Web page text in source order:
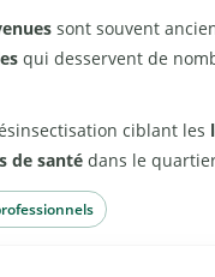
sont souvent
qui desservent de
ciblant les
de santé dans le